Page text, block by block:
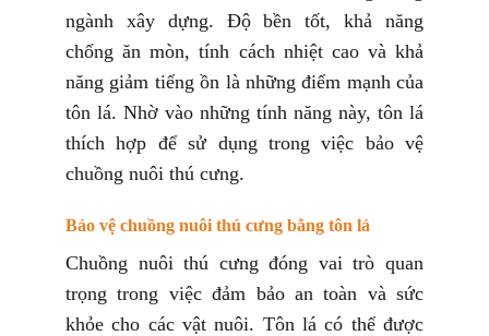
ngành xây dựng. Độ bền tốt, khả năng
chống ăn mòn, tính cách nhiệt cao và khả
năng giảm tiếng ồn là những điểm mạnh của
tôn lá. Nhờ vào những tính năng này, tôn lá
thích hợp để sử dụng trong việc bảo vệ
chuồng nuôi thú cưng.
Bảo vệ chuồng nuôi thú cưng bằng tôn lá
Chuồng nuôi thú cưng đóng vai trò quan
trọng trong việc đảm bảo an toàn và sức
khỏe cho các vật nuôi. Tôn lá có thể được